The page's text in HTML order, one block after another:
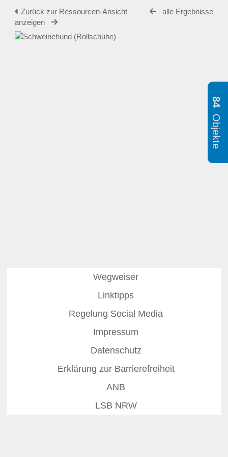
Zurück zur Ressourcen-Ansicht
alle Ergebnisse
anzeigen
Wegweiser
Linktipps
Regelung Social Media
Impressum
Datenschutz
Erklärung zur Barrierefreiheit
ANB
LSB NRW
84
Objekte